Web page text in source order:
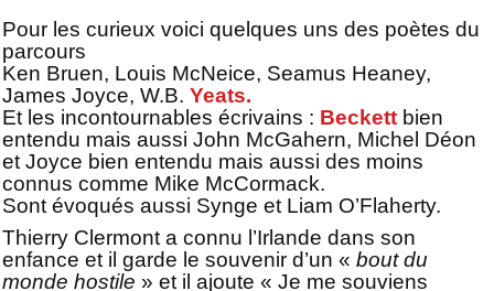
Pour les curieux voici quelques uns des poètes du
parcours
Ken Bruen, Louis McNeice, Seamus Heaney,
James Joyce, W.B. Yeats.
Et les incontournables écrivains : Beckett bien
entendu mais aussi John McGahern, Michel Déon
et Joyce bien entendu mais aussi des moins
connus comme Mike McCormack.
Sont évoqués aussi Synge et Liam O’Flaherty.
Thierry Clermont a connu l’Irlande dans son
enfance et il garde le souvenir d’un « bout du
monde hostile » et il ajoute « Je me souviens